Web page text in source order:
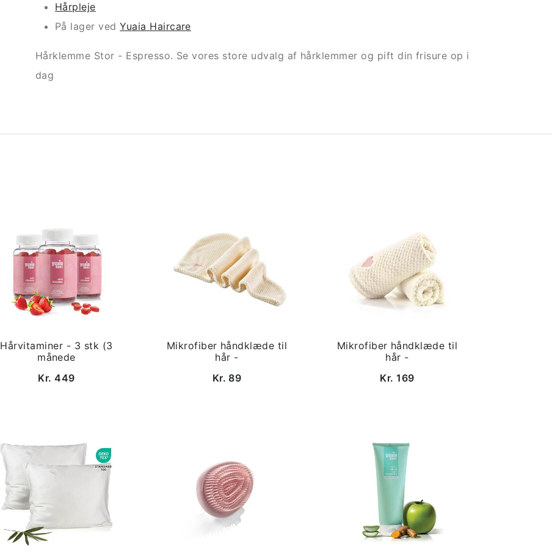
Hårpleje
På lager vedYuaia Haircare
Hårklemme Stor - Espresso. Se vores store udvalg af hårklemmer og pift din frisure op i
dag
Hårvitaminer - 3 stk (3
månede
Kr. 449
Mikrofiber håndklæde til
hår -
Kr. 89
Mikrofiber håndklæde til
hår -
Kr. 169